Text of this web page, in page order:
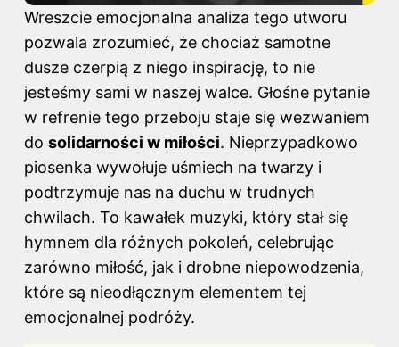
Wreszcie emocjonalna analiza tego utworu
pozwala zrozumieć, że chociaż samotne
dusze czerpią z niego inspirację, to nie
jesteśmy sami w naszej walce. Głośne pytanie
w refrenie tego przeboju staje się wezwaniem
do solidarności w miłości. Nieprzypadkowo
piosenka wywołuje uśmiech na twarzy i
podtrzymuje nas na duchu w trudnych
chwilach. To kawałek muzyki, który stał się
hymnem dla różnych pokoleń, celebrując
zarówno miłość, jak i drobne niepowodzenia,
które są nieodłącznym elementem tej
emocjonalnej podróży.